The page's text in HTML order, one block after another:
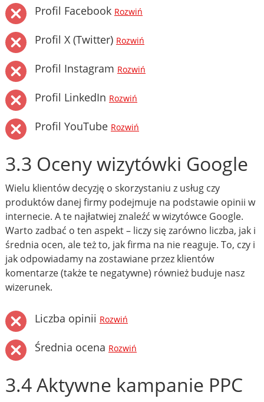
Profil Facebook Rozwiń
Profil X (Twitter) Rozwiń
Profil Instagram Rozwiń
Profil LinkedIn Rozwiń
Profil YouTube Rozwiń
3.3 Oceny wizytówki Google
Wielu klientów decyzję o skorzystaniu z usług czy
produktów danej firmy podejmuje na podstawie opinii w
internecie. A te najłatwiej znaleźć w wizytówce Google.
Warto zadbać o ten aspekt – liczy się zarówno liczba, jak i
średnia ocen, ale też to, jak firma na nie reaguje. To, czy i
jak odpowiadamy na zostawiane przez klientów
komentarze (także te negatywne) również buduje nasz
wizerunek.
Liczba opinii Rozwiń
Średnia ocena Rozwiń
3.4 Aktywne kampanie PPC